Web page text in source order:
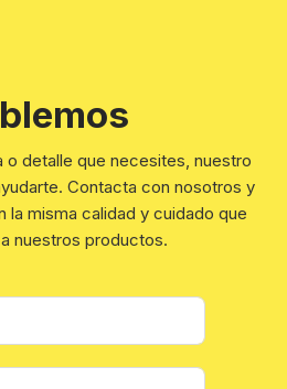
o detalle que necesites, nuestro
Contacta con nosotros y
misma calidad y cuidado que
nuestros productos.